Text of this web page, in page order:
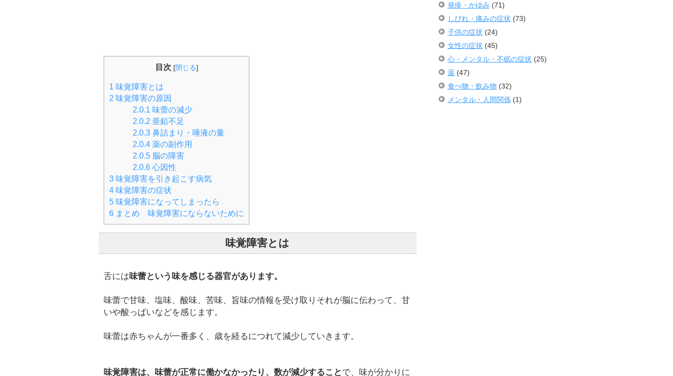
目次 [閉じる]
1 味覚障害とは
2 味覚障害の原因
2.0.1 味蕾の減少
2.0.2 亜鉛不足
2.0.3 鼻詰まり・唾液の量
2.0.4 薬の副作用
2.0.5 脳の障害
2.0.6 心因性
3 味覚障害を引き起こす病気
4 味覚障害の症状
5 味覚障害になってしまったら
6 まとめ 味覚障害にならないために
味覚障害とは
舌には味蕾という味を感じる器官があります。
味蕾で甘味、塩味、酸味、苦味、旨味の情報を受け取りそれが脳に伝わって、甘
いや酸っぱいなどを感じます。
味蕾は赤ちゃんが一番多く、歳を経るにつれて減少していきます。
味覚障害は、味蕾が正常に働かなかったり、数が減少すること で、味が分かりに
発疹・かゆみ (71)
しびれ・痛みの症状 (73)
子供の症状 (24)
女性の症状 (45)
心・メンタル・不眠の症状 (25)
薬(47)
食べ物・飲み物 (32)
メンタル・人間関係(1)